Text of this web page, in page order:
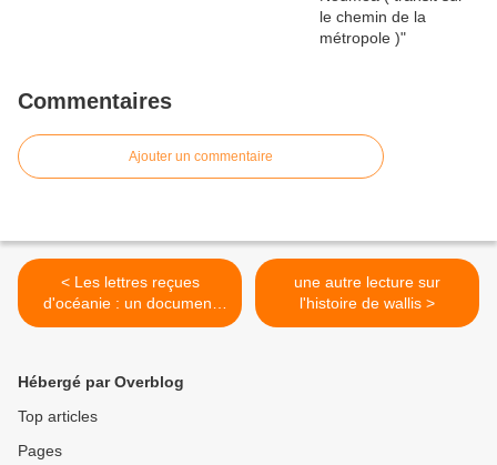
Commentaires
Ajouter un commentaire
< Les lettres reçues
d'océanie : un document
très précieux
une autre lecture sur
l'histoire de wallis >
Hébergé par Overblog
Top articles
Pages